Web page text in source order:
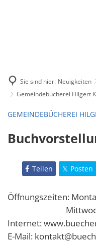
Sie sind hier: Neuigkeiten
Gemeindebücherei Hilgert
GEMEINDEBÜCHEREI
Teilen Posten
Öffnungszeiten:
Mittwoch,
Internet:
E-Mail: